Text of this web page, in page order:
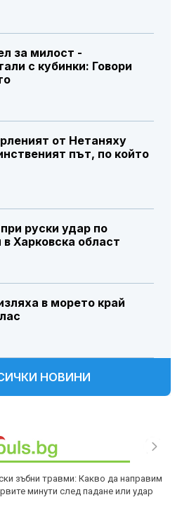
за милост -
с кубинки: Говори
от Нетаняху
път, по който
руски удар по
Харковска област
в морето край
НОВИНИ
зъбни травми: Какво да направим
минути след падане или удар